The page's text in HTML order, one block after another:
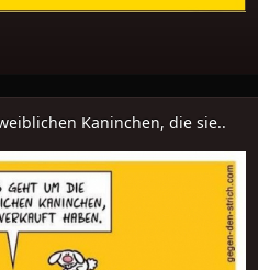
Kaninchen, die sie..